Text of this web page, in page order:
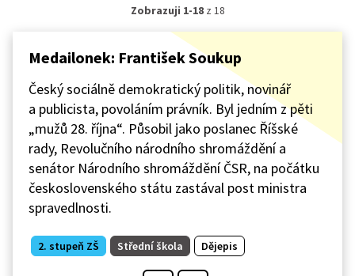
Zobrazuji 1-18z 18
Medailonek: František Soukup
Český sociálně demokratický politik, novinář
a publicista, povoláním právník. Byl jedním z pěti
„mužů 28. října“. Působil jako poslanec Říšské
rady, Revolučního národního shromáždění a
senátor Národního shromáždění ČSR, na počátku
československého státu zastával post ministra
spravedlnosti.
2. stupeň ZŠ Střední škola Dějepis